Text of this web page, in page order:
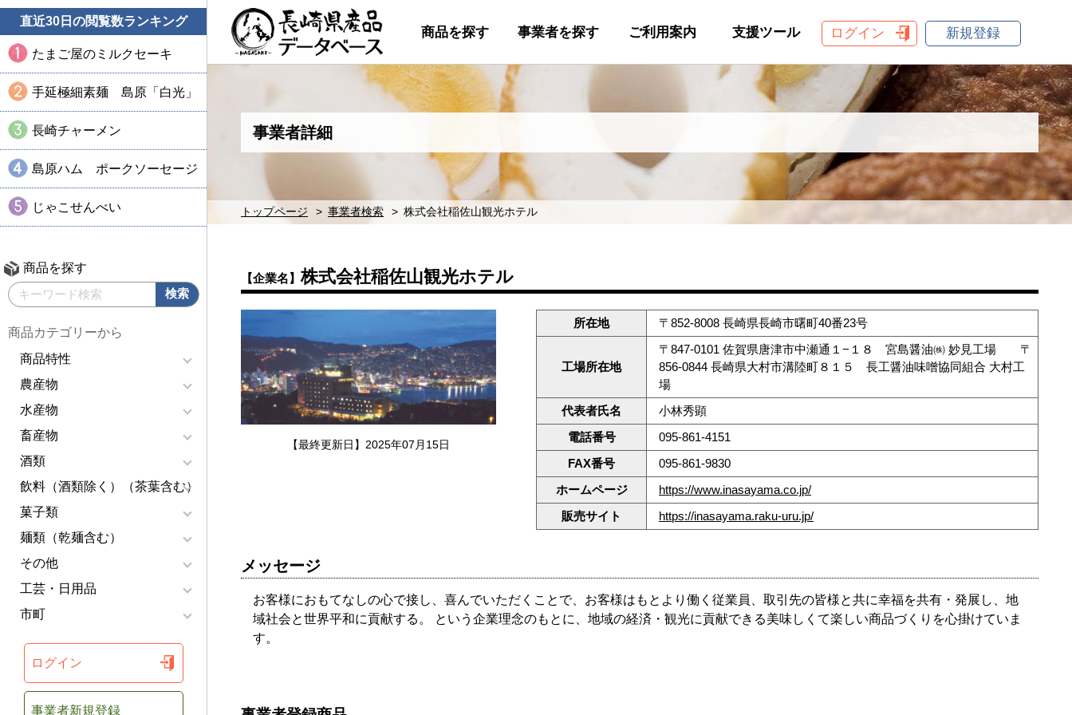
直近30日の閲覧数ランキング
たまご屋のミルクセーキ
手延極細素麺 島原「白光」
長崎チャーメン
島原ハム ポークソーセージ
じゃこせんべい
商品を探す
商品カテゴリーから
商品特性
農産物
水産物
畜産物
酒類
飲料（酒類除く）（茶葉含む）
菓子類
麺類（乾麺含む）
その他
工芸・日用品
市町
ログイン
事業者新規登録
商品を探す 事業者を探す ご利用案内 支援ツール ログイン 新規登録
事業者詳細
トップページ 事業者検索 株式会社稲佐山観光ホテル
【企業名】株式会社稲佐山観光ホテル
【最終更新日】2025年07月15日
所在地 〒852-8008 長崎県長崎市曙町40番23号
工場所在地
〒847-0101 佐賀県唐津市中瀬通１−１８ 宮島醤油㈱ 妙見工場 〒
856-0844 長崎県大村市溝陸町８１５ 長工醤油味噌協同組合 大村工
場
代表者氏名
小林秀顕
電話番号
095-861-4151
FAX番号
095-861-9830
ホームページ
https://www.inasayama.co.jp/
販売サイト
https://inasayama.raku-uru.jp/
メッセージ
お客様におもてなしの心で接し、喜んでいただくことで、お客様はもとより働く従業員、取引先の皆様と共に幸福を共有・発展し、地
域社会と世界平和に貢献する。 という企業理念のもとに、地域の経済・観光に貢献できる美味しくて楽しい商品づくりを心掛けていま
す。